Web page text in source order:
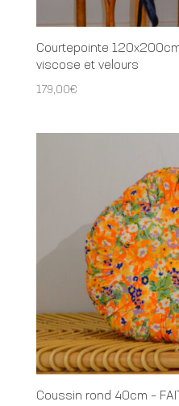
Courtepointe 120x200cm
viscose et velours
179,00€
Coussin rond 40cm –